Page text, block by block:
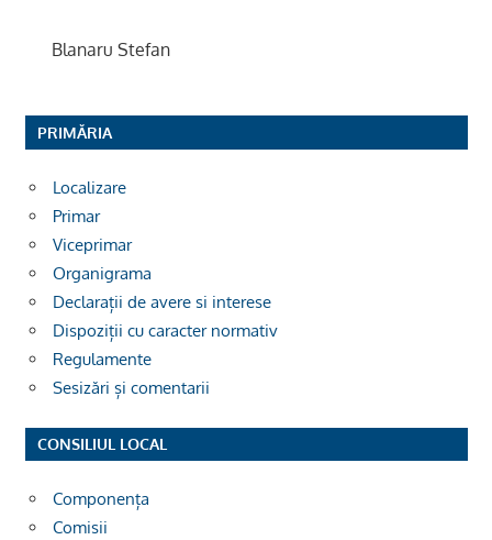
Blanaru Stefan
PRIMĂRIA
Localizare
Primar
Viceprimar
Organigrama
Declarații de avere si interese
Dispoziții cu caracter normativ
Regulamente
Sesizări și comentarii
CONSILIUL LOCAL
Componența
Comisii